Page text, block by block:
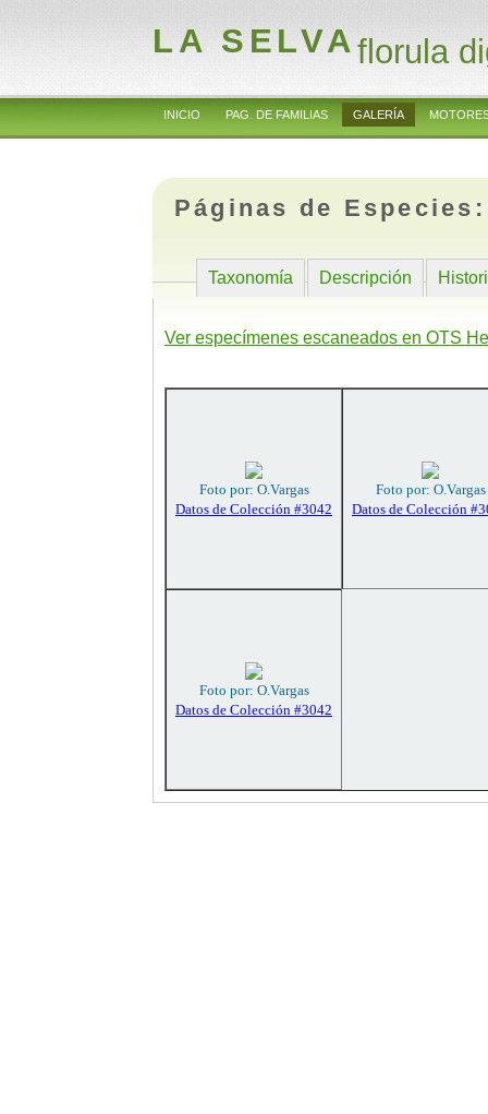
LA SELVAflorula
INICIO PAG. DE FAMILIAS GALERÍA
Páginas de
Taxonomía Descripción
Ver especímenes escaneados en OTS
Foto por: O.Vargas
Datos de Colección #3042
Foto por: O.Vargas
Datos de Colección
Foto por: O.Vargas
Datos de Colección #3042